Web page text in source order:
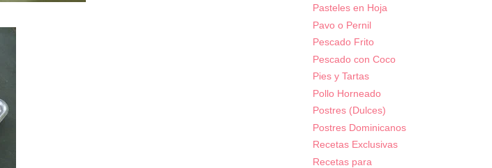
Pasteles en Hoja
Pavo o Pernil
Pescado Frito
Pescado con Coco
Pies y Tartas
Pollo Horneado
Postres (Dulces)
Postres Dominicanos
Recetas Exclusivas
Recetas para